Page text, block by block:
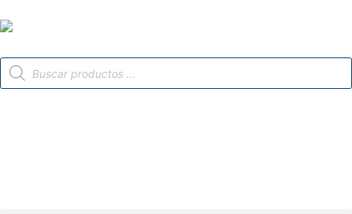
al
Búsqueda
de